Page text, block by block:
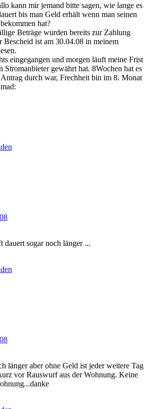
kann mir jemand bitte sagen, wie lange es
bis man Geld erhält wenn man seinen
hat?
Beträge wurden bereits zur Zahlung
Bescheid ist am 30.04.08 in meinem
eingegangen und morgen läuft meine Frist
Stromanbieter gewährt hat. 8Wochen hat es
Antrag durch war, Frechheit bin im 8. Monat
dauert sogar noch länger ...
länger aber ohne Geld ist jeder weitere Tag
vor Rauswurf aus der Wohnung. Keine